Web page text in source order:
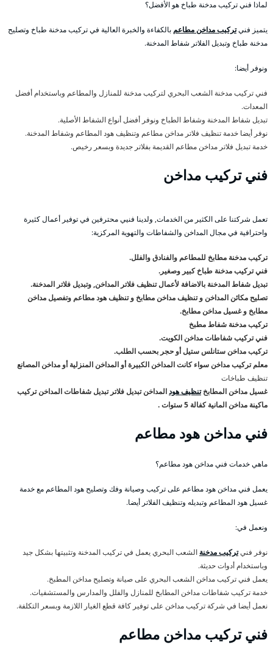
لماذا فني تركيب مدخنة طباخ هو الأفضل؟
يتميز فنيتركيب مداخن مطاعم بالكفاءة والخبرة العالية في تركيب مدخنة طباخ وتصليح
مدخنة طباخ وتبديل الفلاتر شفاط المدخنة.
ونوفر أيضا:
فني تركيب مدخنة الشعب البحري لتركيب مدخنة للمنازل والمطاعم وباستخدام أفضل
المعدات.
تبديل شفاط المدخنة وشفاط الطباخ ونوفر أفضل أنواع الشفاط الأصلية.
نوفر أيضا خدمة تنظيف فلاتر مداخن مطاعم وتنظيف هود المطاعم وشفاط المدخنة.
خدمة تبديل فلاتر مداخن مطاعم القديمة بفلاتر جديدة وبسعر رخيص.
فني تركيب مداخن
تعمل شركتنا على الكثير من الخدمات, ولدينا فنيي محترفين في توفير أعمال كثيرة
واحترافية في مجال المداخن والشفاطات والتهوية المركزية:
تركيب مدخنة مطابخ للمطاعم والفنادق والفلل.
فني تركيب مدخنة طباخ كبير وصغير.
تبديل شفاط المدخنة بالاضافة لأعمال تنظيف فلاتر المداخن, وتبديل فلاتر المدخنة.
تصليح مكائن المداخن و تنظيف مداخن مطابخ و تنظيف هود مطاعم وتفصيل مداخن
مطابخ و غسيل مداخن مطابخ.
تركيب مدخنة شفاط مطبخ
فني تركيب شفاطات مداخن الكويت.
تركيب مداخن ستانلس ستيل أو حجر بحسب الطلب.
معلم تركيب مداخن سواء كانت المداخن الكبيرة أو المداخن المنزلية أو مداخن المصانع
تنظيف طباخات
غسيل مداخن المطابختنظيف هودالمداخن تبديل فلاتر تبديل شفاطات المداخن تركيب
ماكينة مداخن المانية كفالة 5 ستوات .
فني مداخن هود مطاعم
ماهي خدمات فني مداخن هود مطاعم؟
يعمل فني مداخن هود مطاعم على تركيب وصيانة وفك وتصليح هود المطاعم مع خدمة
غسيل هود المطاعم وتبديله وتنظيف الفلاتر أيضا.
ونعمل في:
نوفر فنيتركيب مدخنة الشعب البحري يعمل في تركيب المدخنة وتثبيتها بشكل جيد
وباستخدام أدوات حديثة.
يعمل فني تركيب مداخن الشعب البحري على صيانة وتصليح مداخن المطبخ.
خدمة تركيب شفاطات مداخن المطابخ للمنازل والفلل والمدارس والمستشفيات.
نعمل أيضا في شركة تركيب مداخن على توفير كافة قطع الغيار اللازمة وبسعر التكلفة.
فني تركيب مداخن مطاعم